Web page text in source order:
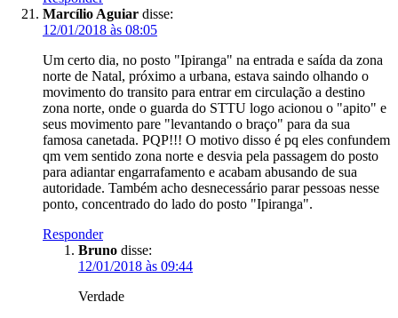
Marcílio Aguiar disse:
12/01/2018 às 08:05
Um certo dia, no posto "Ipiranga" na entrada e saída da zona
norte de Natal, próximo a urbana, estava saindo olhando o
movimento do transito para entrar em circulação a destino
zona norte, onde o guarda do STTU logo acionou o "apito" e
seus movimento pare "levantando o braço" para da sua
famosa canetada. PQP!!! O motivo disso é pq eles confundem
qm vem sentido zona norte e desvia pela passagem do posto
para adiantar engarrafamento e acabam abusando de sua
autoridade. Também acho desnecessário parar pessoas nesse
ponto, concentrado do lado do posto "Ipiranga".
Responder
Bruno disse:
12/01/2018 às 09:44
Verdade